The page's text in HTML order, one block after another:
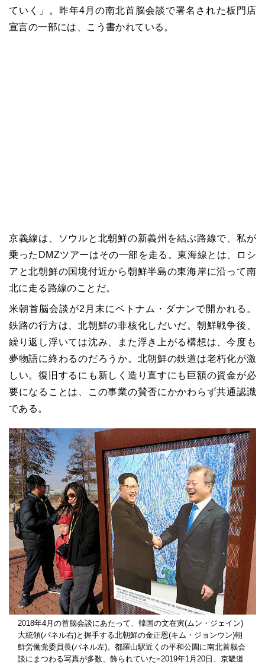
ていく」。昨年4月の南北首脳会談で署名された板門店
宣言の一部には、こう書かれている。
京義線は、ソウルと北朝鮮の新義州を結ぶ路線で、私が
乗ったDMZツアーはその一部を走る。東海線とは、ロシ
アと北朝鮮の国境付近から朝鮮半島の東海岸に沿って南
北に走る路線のことだ。
米朝首脳会談が2月末にベトナム・ダナンで開かれる。
鉄路の行方は、北朝鮮の非核化しだいだ。朝鮮戦争後、
繰り返し浮いては沈み、また浮き上がる構想は、今度も
夢物語に終わるのだろうか。北朝鮮の鉄道は老朽化が激
しい。復旧するにも新しく造り直すにも巨額の資金が必
要になることは、この事業の賛否にかかわらず共通認識
である。
2018年4月の首脳会談にあたって、韓国の文在寅(ムン・ジェイン)
大統領(パネル右)と握手する北朝鮮の金正恩(キム・ジョンウン)朝
鮮労働党委員長(パネル左)。都羅山駅近くの平和公園に南北首脳会
談にまつわる写真が多数、飾られていた=2019年1月20日、京畿道